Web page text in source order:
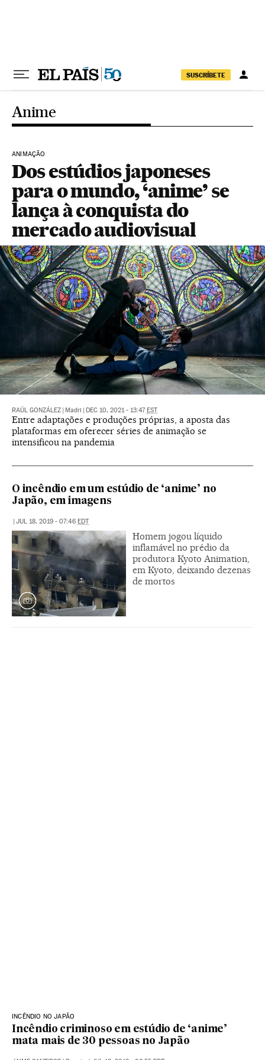
SUSCRÍBETE
Anime
ANIMAÇÃO
Dos estúdios japoneses
para o mundo, ‘anime’ se
lança à conquista do
mercado audiovisual
RAÚL GONZÁLEZ Madri DEC 10, 2021 - 13:47 EST
Entre adaptações e produções próprias, a aposta das
plataformas em oferecer séries de animação se
intensificou na pandemia
O incêndio em um estúdio de ‘anime’ no
Japão, em imagens
JUL 18, 2019 - 07:46 EDT
Homem jogou líquido
inflamável no prédio da
produtora Kyoto Animation,
em Kyoto, deixando dezenas
de mortos
INCÊNDIO NO JAPÃO
Incêndio criminoso em estúdio de ‘anime’
mata mais de 30 pessoas no Japão